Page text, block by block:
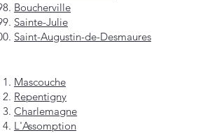
Boucherville
Sainte-Julie
Saint-Augustin-de-Desmaures
Mascouche
Repentigny
Charlemagne
L'Assomption